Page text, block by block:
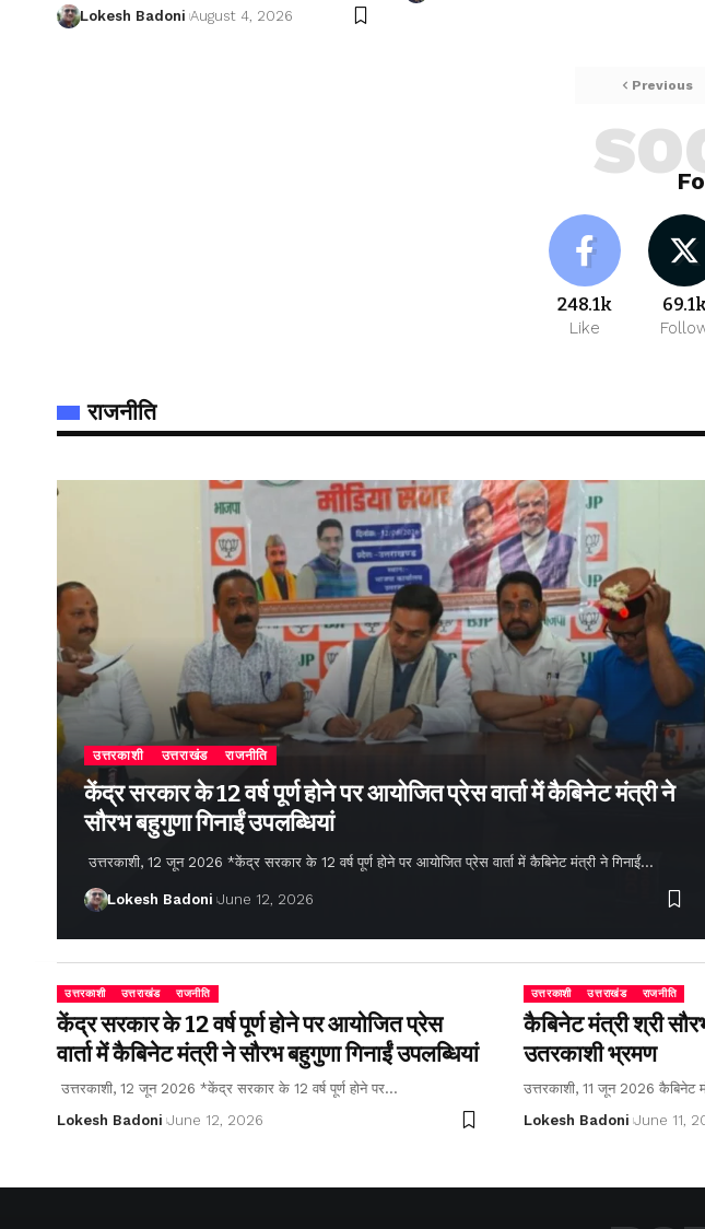
Lokesh Badoni August 4, 2026
Previous
248.1k
Like
राजनीति
उत्तरकाशी उत्तराखंड राजनीति
केंद्र सरकार के 12 वर्ष पूर्ण होने पर आयोजित प्रेस वार्ता में कैबिनेट मंत्री ने
सौरभ बहुगुणा गिनाईं उपलब्धियां
उत्तरकाशी, 12 जून 2026 *केंद्र सरकार के 12 वर्ष पूर्ण होने पर आयोजित प्रेस वार्ता में कैबिनेट मंत्री ने गिनाईं…
Lokesh Badoni June 12, 2026
उत्तरकाशी उत्तराखंड राजनीति
केंद्र सरकार के 12 वर्ष पूर्ण होने पर आयोजित प्रेस
वार्ता में कैबिनेट मंत्री ने सौरभ बहुगुणा गिनाईं उपलब्धियां
उत्तरकाशी, 12 जून 2026 *केंद्र सरकार के 12 वर्ष पूर्ण होने पर…
Lokesh Badoni June 12, 2026
उत्तरकाशी उत्तराखंड राजनीति
कैबिनेट मंत्री श्री
उतरकाशी भ्रमण
उत्तरकाशी, 11 जून 2026 कैबिनेट
Lokesh Badoni June 11,